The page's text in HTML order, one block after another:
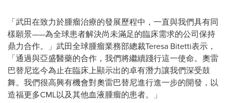
「武田在致力於腫瘤治療的發展歷程中，一直與我們具有同
樣願景——為全球患者解決尚未滿足的臨床需求的公司保持
鼎力合作。」武田全球腫瘤業務部總裁Teresa Bitetti表示，
「通過與亞盛醫藥的合作，我們將繼續踐行這一使命。奧雷
巴替尼迄今為止在臨床上顯示出的卓有潛力讓我們深受鼓
舞。我們很高興有機會對奧雷巴替尼進行進一步的開發，以
造福更多CML以及其他血液腫瘤的患者。」